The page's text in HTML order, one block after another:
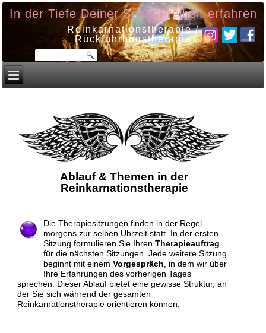
In der Tiefe Deiner Seele Freiheit erfahren
Reinkarnationstherapie /
Rückführungstherapie
Ablauf & Themen in der
Reinkarnationstherapie
Die Therapiesitzungen finden in der Regel
morgens zur selben Uhrzeit statt. In der ersten
Sitzung formulieren Sie Ihren Therapieauftrag
für die nächsten Sitzungen. Jede weitere Sitzung
beginnt mit einemVorgespräch, in dem wir über
Ihre Erfahrungen des vorherigen Tages
sprechen. Dieser Ablauf bietet eine gewisse Struktur, an
der Sie sich während der gesamten
Reinkarnationstherapie orientieren können.